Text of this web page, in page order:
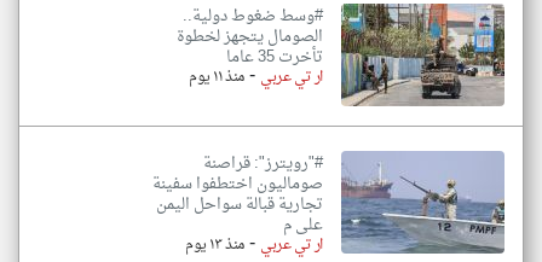
#وسط ضغوط دولية..
الصومال يتجهز لخطوة
تأخرت 35 عاما
ار تي عربي -منذ ١١ يوم
#"رويترز": قراصنة
صوماليون اختطفوا سفينة
تجارية قبالة سواحل اليمن
على م
ار تي عربي -منذ ١٣ يوم